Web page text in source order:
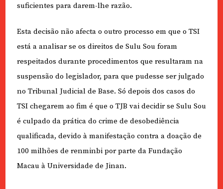
suficientes para darem-lhe razão.
Esta decisão não afecta o outro processo em que o TSI
está a analisar se os direitos de Sulu Sou foram
respeitados durante procedimentos que resultaram na
suspensão do legislador, para que pudesse ser julgado
no Tribunal Judicial de Base. Só depois dos casos do
TSI chegarem ao fim é que o TJB vai decidir se Sulu Sou
é culpado da prática do crime de desobediência
qualificada, devido à manifestação contra a doação de
100 milhões de renminbi por parte da Fundação
Macau à Universidade de Jinan.